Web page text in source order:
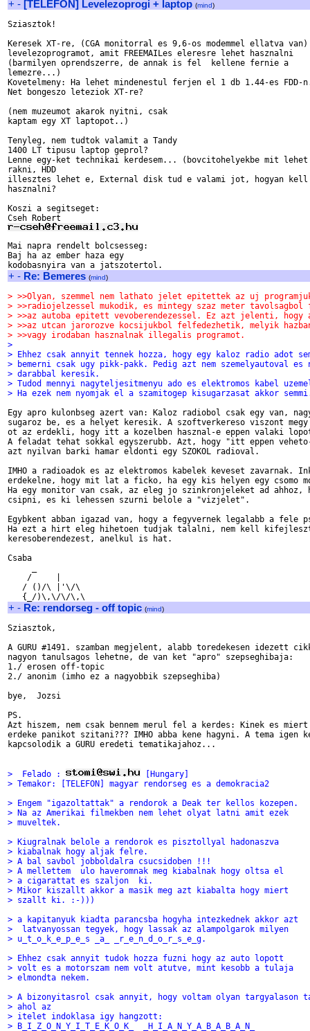
+ - [TELEFON] Levelezoprogi + laptop (mind)
Sziasztok!
Keresek XT-re, (CGA monitorral es 9,6-os modemmel ellatva van)
levelezoprogramot, amit FREEMAILes eleresre lehet hasznalni
(barmilyen oprendszerre, de annak is fel  kellene fernie a
lemezre...)
Kovetelmeny: Ha lehet mindenestul ferjen el 1 db 1.44-es FDD-
Net bongeszo leteziok XT-re?
(nem muzeumot akarok nyitni, csak
kaptam egy XT laptopot..)
Tenyleg, nem tudtok valamit a Tandy
1400 LT tipusu laptop geprol?
Lenne egy-ket technikai kerdesem... (bovcitohelyekbe mit lehet
rakni, HDD
illesztes lehet e, External disk tud e valami jot, hogyan kell
hasznalni?
Koszi a segitseget:
Mai napra rendelt bolcsesseg:
Baj ha az ember haza egy
+ - Re: Bemeres (mind)
> >>Olyan, szemmel nem lathato jelet epitettek az uj
> >>radiojelzessel mukodik, es mintegy szaz meter tavolsagbol
> >>az autoba epitett vevoberendezessel. Ez azt jelenti, hogy
> >>az utcan jarorozve kocsijukbol felfedezhetik, melyik
> >>vagy irodaban hasznalnak illegalis programot.
>
> Ehhez csak annyit tennek hozza, hogy egy kaloz radio adot
> bemerni csak ugy pikk-pakk. Pedig azt nem szemelyautoval es
> darabbal keresik.
> Tudod mennyi nagyteljesitmenyu ado es elektromos kabel
> Ha ezek nem nyomjak el a szamitogep kisugarzasat akkor
Egy apro kulonbseg azert van: Kaloz radiobol csak egy van,
sugaroz be, es a helyet keresik. A szoftverkereso viszont
ot az erdekli, hogy itt a kozelben hasznal-e eppen valaki
A feladat tehat sokkal egyszerubb. Azt, hogy "itt eppen
azt nyilvan barki hamar eldonti egy SZOKOL radioval.
IMHO a radioadok es az elektromos kabelek keveset zavarnak.
erdekelne, hogy mit lat a ficko, ha egy kis helyen egy csomo
Ha egy monitor van csak, az eleg jo szinkronjeleket ad ahhoz,
csipni, es ki lehessen szurni belole a "vizjelet".
Egybkent abban igazad van, hogy a fegyvernek legalabb a fele
Ha ezt a hirt eleg hihetoen tudjak talalni, nem kell
keresoberendezest, anelkul is hat.
Csaba
    /     |
   / ()/\ |'\/\
+ - Re: rendorseg - off topic (mind)
Sziasztok,
A GURU #1491. szamban megjelent, alabb toredekesen idezett
nagyon tanulsagos lehetne, de van ket "apro" szepseghibaja:
1./ erosen off-topic
2./ anonim (imho ez a nagyobbik szepseghiba)
bye,  Jozsi
PS.
Azt hiszem, nem csak bennem merul fel a kerdes: Kinek es
erdeke panikot szitani??? IMHO abba kene hagyni. A tema igen
kapcsolodik a GURU eredeti tematikajahoz...
>  Felado :
[Hungary]
> Temakor: [TELEFON] magyar rendorseg es a demokracia2
> Engem "igazoltattak" a rendorok a Deak ter kellos kozepen.
> Na az Amerikai filmekben nem lehet olyat latni amit ezek
> muveltek.
> Kiugralnak belole a rendorok es pisztollyal hadonaszva
> kiabalnak hogy aljak felre.
> A bal savbol jobboldalra csucsidoben !!!
> A mellettem  ulo haveromnak meg kiabalnak hogy oltsa el
> a cigarattat es szaljon  ki.
> Mikor kiszallt akkor a masik meg azt kiabalta hogy miert
> szallt ki. :-)))
> a kapitanyuk kiadta parancsba hogyha intezkednek akkor azt
>  latvanyossan tegyek, hogy lassak az alampolgarok milyen
> u_t_o_k_e_p_e_s _a_ _r_e_n_d_o_r_s_e_g.
> Ehhez csak annyit tudok hozza fuzni hogy az auto lopott
> volt es a motorszam nem volt atutve, mint kesobb a tulaja
> elmondta nekem.
> A bizonyitasrol csak annyit, hogy voltam olyan targyalason
> ahol az
> itelet indoklasa igy hangzott:
> B_I_Z_O_N_Y_I_T_E_K_O_K_  _H_I_A_N_Y_A_B_A_B_A_N_